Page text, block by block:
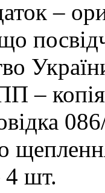
–
– копія
4 шт.